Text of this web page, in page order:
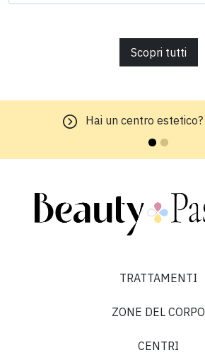
Scopri tutti
Hai un centro estetico?
TRATTAMENTI
ZONE DEL CORPO
CENTRI